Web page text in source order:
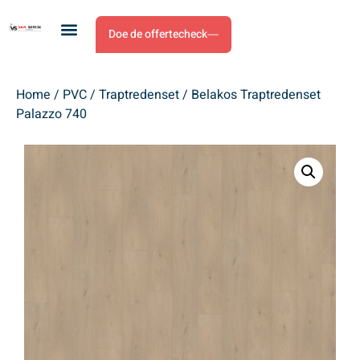
Doe de offertecheck
Home / PVC/ Traptredenset/ Belakos Traptredenset
Palazzo 740